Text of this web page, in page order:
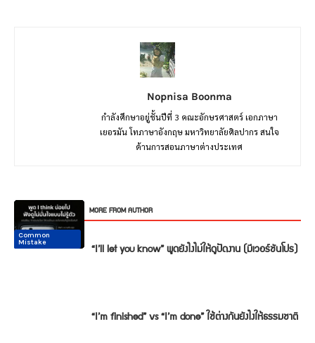
Nopnisa Boonma
กำลังศึกษาอยู่ชั้นปีที่ 3 คณะอักษรศาสตร์ เอกภาษา
เยอรมัน โทภาษาอังกฤษ มหาวิทยาลัยศิลปากร สนใจ
ด้านการสอนภาษาต่างประเทศ
RELATED ARTICLES MORE FROM AUTHOR
Conversation “I’ll let you know” พูดยังไงไม่ให้ดูปัดงาน (มีเวอร์ชันโปร)
Conversation
“I’m finished” vs “I’m done” ใช้ต่างกันยังไงให้ธรรมชาติ
Conversation
Conversation
Common
Mistake
Common
Mistake